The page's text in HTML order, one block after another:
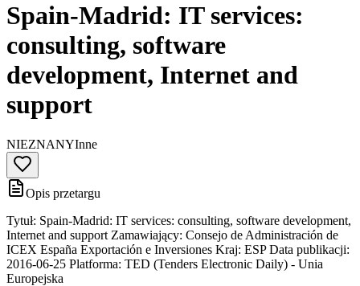
Spain-Madrid: IT services:
consulting, software
development, Internet and
support
NIEZNANYInne
Opis przetargu
Tytuł: Spain-Madrid: IT services: consulting, software development,
Internet and support Zamawiający: Consejo de Administración de
ICEX España Exportación e Inversiones Kraj: ESP Data publikacji:
2016-06-25 Platforma: TED (Tenders Electronic Daily) - Unia
Europejska